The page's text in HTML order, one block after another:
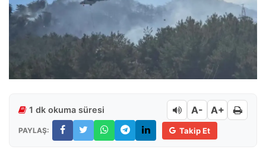
1 dk okuma süresi A- A+
PAYLAŞ: Takip Et